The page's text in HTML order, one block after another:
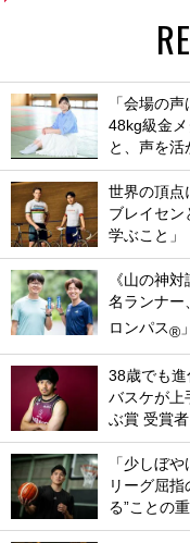
「会場の
48kg級金
と、声を活
世界の頂点
ブレイセン
学ぶこと」
《山の神
名ランナー
ロンパス®
38歳でも進
バスケが上
ぶ賞 受賞者
「少しぼ
リーグ屈指
る”ことの